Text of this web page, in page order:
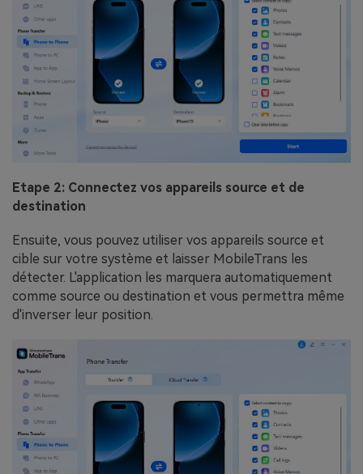
Etape 2: Connectez vos appareils source et de
destination
Ensuite, vous pouvez utiliser vos appareils source et
cible sur votre système et laisser MobileTrans les
détecter. L'application les marquera automatiquement
comme source ou destination et vous permettra même
d'inverser leur position.